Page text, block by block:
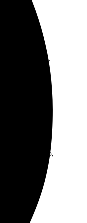
была в срок.
быстро,